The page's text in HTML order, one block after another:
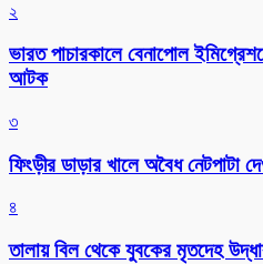
২
ভারত পাচারকালে বেনাপোল
আটক
৩
ফিংড়ীর ডাড়ার খালে অবৈধ নেটপাটা
৪
তালায় বিল থেকে যুবকের মৃতদেহ